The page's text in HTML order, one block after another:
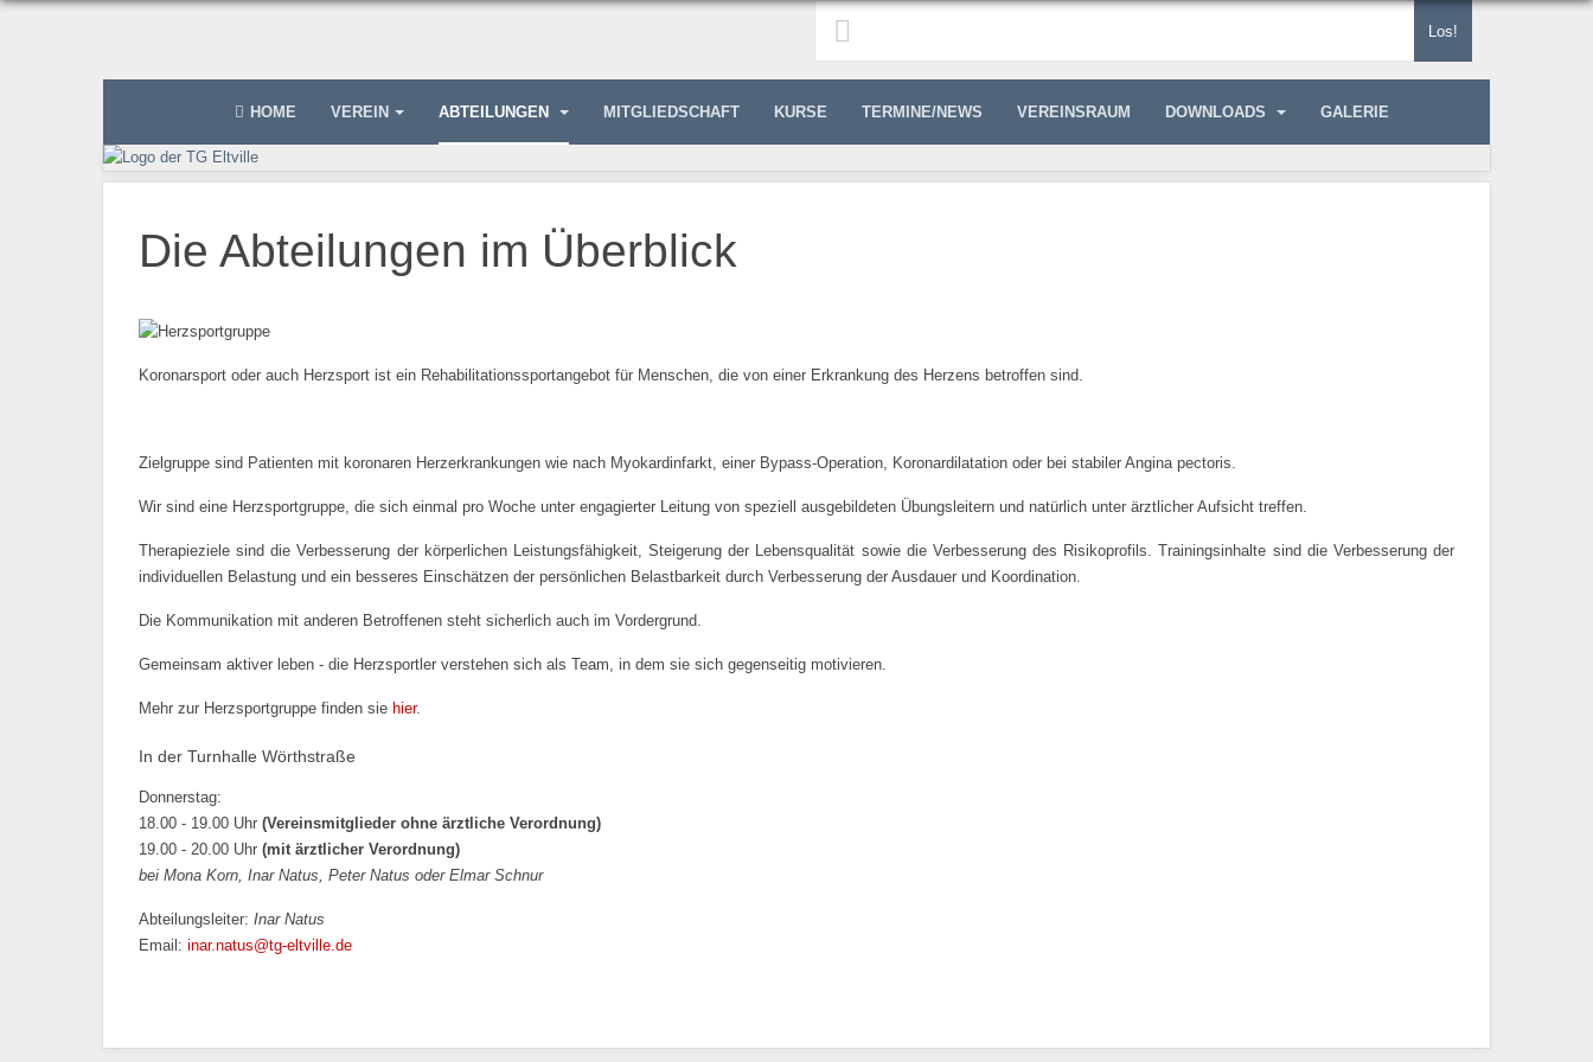
Los!
HOME VEREIN ABTEILUNGEN MITGLIEDSCHAFT KURSE TERMINE/NEWS VEREINSRAUM DOWNLOADS GALERIE
Die Abteilungen im Überblick
Koronarsport oder auch Herzsport ist ein Rehabilitationssportangebot für Menschen, die von einer Erkrankung des Herzens betroffen sind.
Zielgruppe sind Patienten mit koronaren Herzerkrankungen wie nach Myokardinfarkt, einer Bypass-Operation, Koronardilatation oder bei stabiler Angina pectoris.
Wir sind eine Herzsportgruppe, die sich einmal pro Woche unter engagierter Leitung von speziell ausgebildeten Übungsleitern und natürlich unter ärztlicher Aufsicht treffen.
Therapieziele sind die Verbesserung der körperlichen Leistungsfähigkeit, Steigerung der Lebensqualität sowie die Verbesserung des Risikoprofils. Trainingsinhalte sind die Verbesserung der
individuellen Belastung und ein besseres Einschätzen der persönlichen Belastbarkeit durch Verbesserung der Ausdauer und Koordination.
Die Kommunikation mit anderen Betroffenen steht sicherlich auch im Vordergrund.
Gemeinsam aktiver leben - die Herzsportler verstehen sich als Team, in dem sie sich gegenseitig motivieren.
Mehr zur Herzsportgruppe finden sie hier.
In der Turnhalle Wörthstraße
Donnerstag:
18.00 - 19.00 Uhr (Vereinsmitglieder ohne ärztliche Verordnung)
19.00 - 20.00 Uhr (mit ärztlicher Verordnung)
bei Mona Korn, Inar Natus, Peter Natus oder Elmar Schnur
Abteilungsleiter: Inar Natus
Email: inar.natus@tg-eltville.de